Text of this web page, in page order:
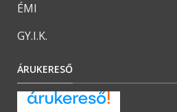
ÉMI
GY.I.K.
ÁRUKERESŐ